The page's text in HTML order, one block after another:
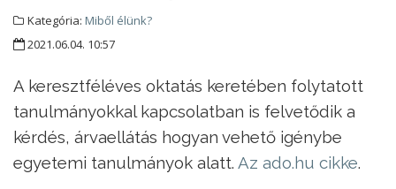
Kategória: Miből élünk?
2021.06.04. 10:57
A keresztféléves oktatás keretében folytatott
tanulmányokkal kapcsolatban is felvetődik a
kérdés, árvaellátás hogyan vehető igénybe
egyetemi tanulmányok alatt. Az ado.hu cikke.